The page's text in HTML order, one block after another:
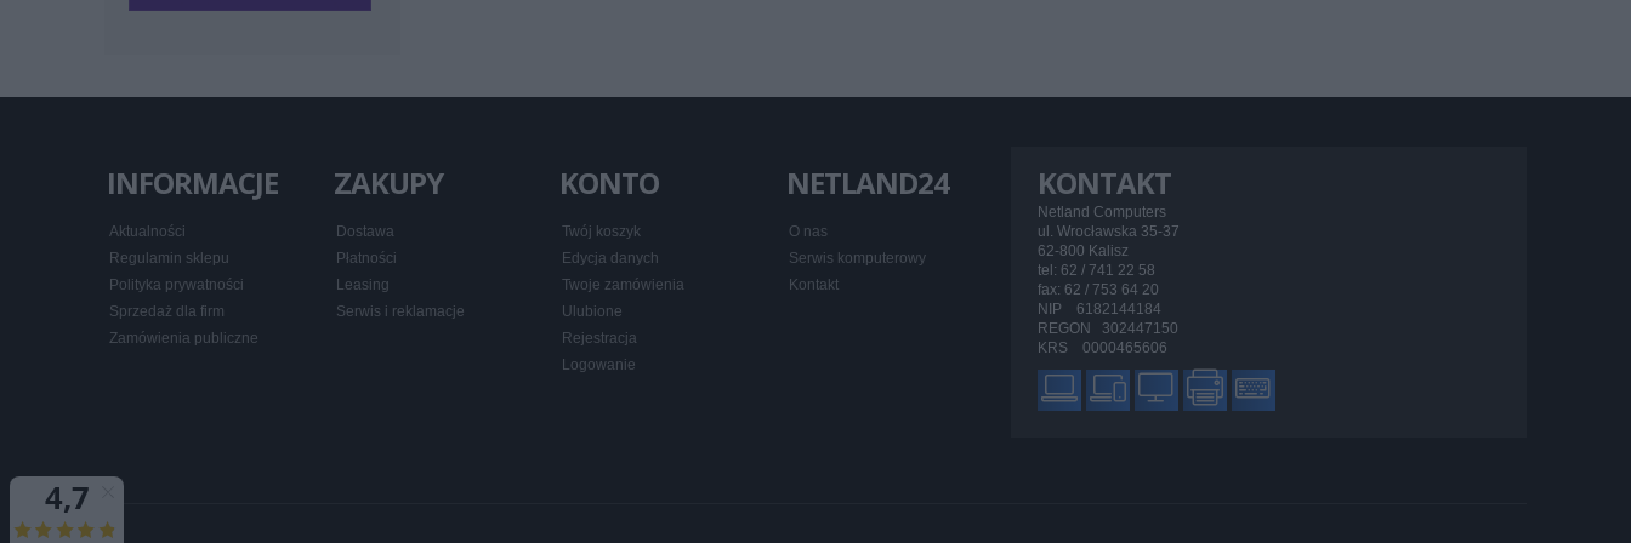
KONTAKT
Netland Computers
ul. Wrocławska 35-37
62-800 Kalisz
tel: 62 / 741 22 58
fax: 62 / 753 64 20
NIP 6182144184
REGON 302447150
KRS 0000465606
INFORMACJE
Aktualności
Regulamin sklepu
Polityka prywatności
Sprzedaż dla firm
Zamówienia publiczne
ZAKUPY
Dostawa
Płatności
Leasing
Serwis i reklamacje
KONTO
Twój koszyk
Edycja danych
Twoje zamówienia
Ulubione
Rejestracja
Logowanie
NETLAND24
O nas
Serwis komputerowy
Kontakt